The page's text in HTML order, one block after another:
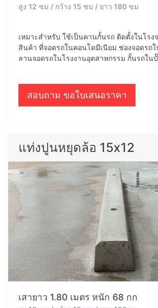
สูง 12 ซม / กว้าง 15 ซม / ยาว 180 ซม
เหมาะสำหรับ ใช้เป็นคานกั้นรถ ติดตั้งในโรง
สินค้า ที่จอดรถในคอนโดมีเนียม ช่องจอดรถ
ลานจอดรถในโรงงานอุตสาหกรรม กั้นรถใน
สอบถาม ขอใบเสนอราคา
แท่งปูนหยุดล้อ 15x12
เสายาว 1.80 เมตร หนัก 68 กก